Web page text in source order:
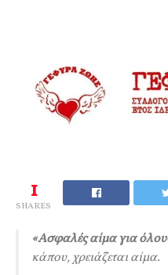
1
SHARES
«Ασφαλές αίμα για
κάπου, χρειάζεται αίμα.